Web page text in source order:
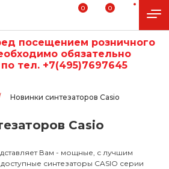
0 0
посещением розничного
обязательно
тел. +7(495)7697645
Новинки синтезаторов Casio
Casio
Вам - мощные, с лучшим
синтезаторы CASIO серии